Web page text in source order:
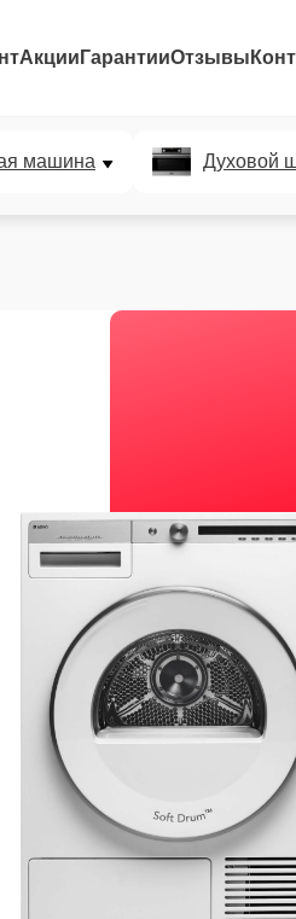
Акции ГарантииОтзывы
машина Духовой